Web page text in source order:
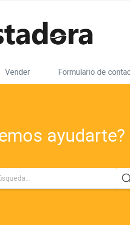
Vender Formulario de
ayudarte?